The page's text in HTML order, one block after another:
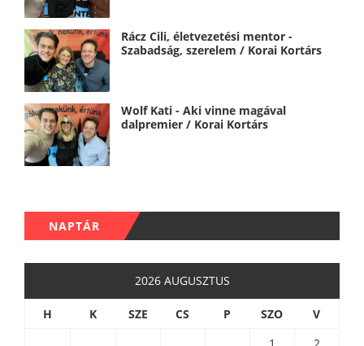
Rácz Cili, életvezetési mentor -
Szabadság, szerelem / Korai Kortárs
Wolf Kati - Aki vinne magával
dalpremier / Korai Kortárs
NAPTÁR
2026 AUGUSZTUS
H K SZE CS P SZO
V